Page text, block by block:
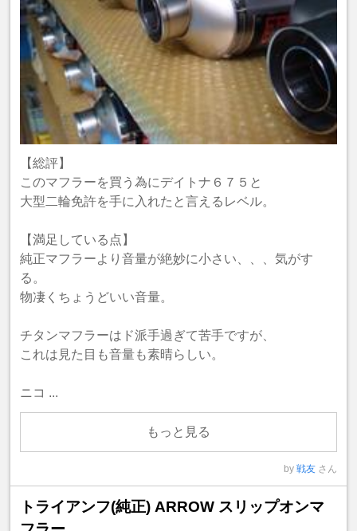
【総評】
このマフラーを買う為にデイトナ６７５と
大型二輪免許を手に入れたと言えるレベル。
【満足している点】
純正マフラーより音量が絶妙に小さい、、、気がす
る。
物凄くちょうどいい音量。
チタンマフラーはド派手過ぎて苦手ですが、
これは見た目も音量も素晴らしい。
ニコ ...
もっと見る
by 戦友 さん
トライアンフ(純正) ARROW スリップオンマ